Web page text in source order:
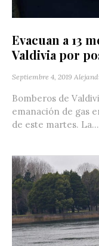
Evacuan a 13
Valdivia por
Septiembre 4, 2019
Bomberos de
emanación de gas
de este martes. La...